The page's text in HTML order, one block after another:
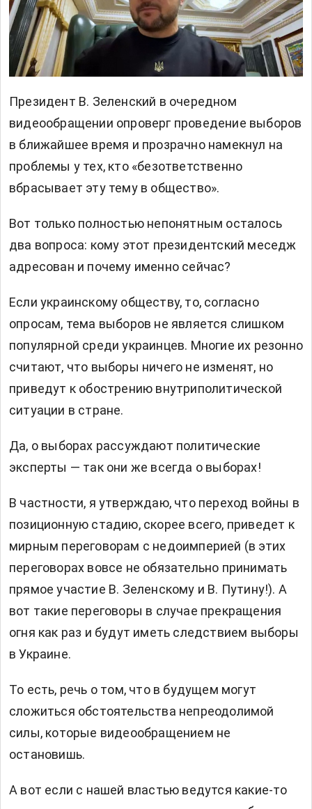
Президент В. Зеленский в очередном
видеообращении опроверг проведение выборов
в ближайшее время и прозрачно намекнул на
проблемы у тех, кто «безответственно
вбрасывает эту тему в общество».
Вот только полностью непонятным осталось
два вопроса: кому этот президентский меседж
адресован и почему именно сейчас?
Если украинскому обществу, то, согласно
опросам, тема выборов не является слишком
популярной среди украинцев. Многие их резонно
считают, что выборы ничего не изменят, но
приведут к обострению внутриполитической
ситуации в стране.
Да, о выборах рассуждают политические
эксперты — так они же всегда о выборах!
В частности, я утверждаю, что переход войны в
позиционную стадию, скорее всего, приведет к
мирным переговорам с недоимперией (в этих
переговорах вовсе не обязательно принимать
прямое участие В. Зеленскому и В. Путину!). А
вот такие переговоры в случае прекращения
огня как раз и будут иметь следствием выборы
в Украине.
То есть, речь о том, что в будущем могут
сложиться обстоятельства непреодолимой
силы, которые видеообращением не
остановишь.
А вот если с нашей властью ведутся какие-то